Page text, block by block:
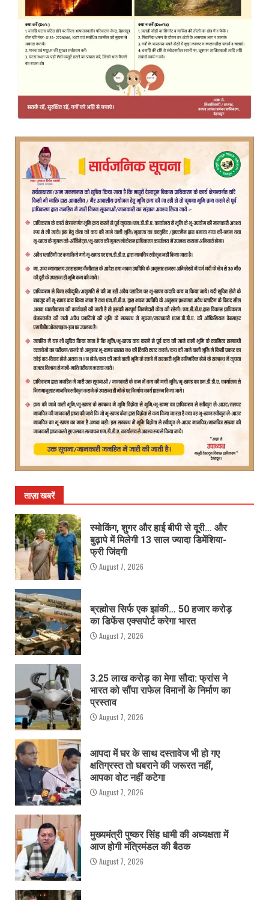
ताज़ा खबरें
स्मोकिंग, शुगर और हाई बीपी से दूरी… और
बुढ़ापे में मिलेगी 13 साल ज्यादा डिमेंशिया-
फ्री जिंदगी
August 7, 2026
ब्रह्मोस सिर्फ एक झांकी… 50 हजार करोड़
का डिफेंस एक्सपोर्ट करेगा भारत
August 7, 2026
3.25 लाख करोड़ का मेगा सौदा: फ्रांस ने
भारत को सौंपा राफेल विमानों के निर्माण का
प्रस्ताव
August 7, 2026
आपदा में घर के साथ दस्तावेज भी हो गए
क्षतिग्रस्त तो घबराने की जरूरत नहीं,
आपका वोट नहीं कटेगा
August 7, 2026
मुख्यमंत्री पुष्कर सिंह धामी की अध्यक्षता में
आज होगी मंत्रिमंडल की बैठक
August 7, 2026